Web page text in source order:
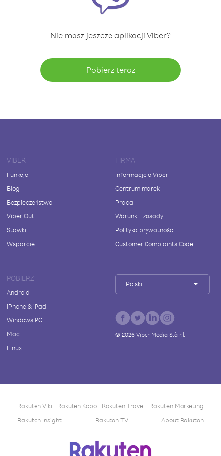
Nie masz jeszcze aplikacji Viber?
Pobierz teraz
VIBER
Funkcje
Blog
Bezpieczeństwo
Viber Out
Stawki
Wsparcie
FIRMA
Informacje o Viber
Centrum marek
Praca
Warunki i zasady
Polityka prywatności
Customer Complaints Code
POBIERZ
Android
iPhone & iPad
Windows PC
Mac
Linux
Polski
© 2026Viber Media S.à r.l.
Rakuten Viki Rakuten Kobo Rakuten Travel
Rakuten Marketing
Rakuten Insight
Rakuten TV About Rakuten